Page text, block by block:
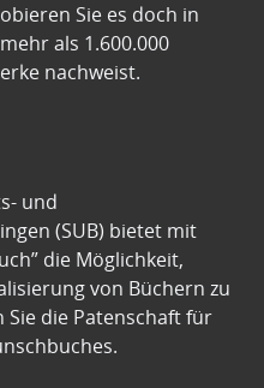
Sie es doch in
als 1.600.000
nachweist.
und
(SUB) bietet mit
die Möglichkeit,
von Büchern zu
die Patenschaft für